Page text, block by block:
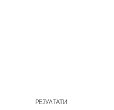
РЕЗУЛТАТИ